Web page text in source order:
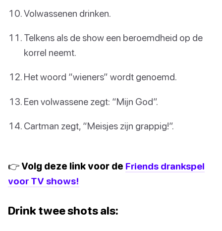
Volwassenen drinken.
Telkens als de show een beroemdheid op de
korrel neemt.
Het woord “wieners” wordt genoemd.
Een volwassene zegt: “Mijn God”.
Cartman zegt, “Meisjes zijn grappig!”.
👉 Volg deze link voor de Friends drankspel
voor TV shows!
Drink twee shots als: